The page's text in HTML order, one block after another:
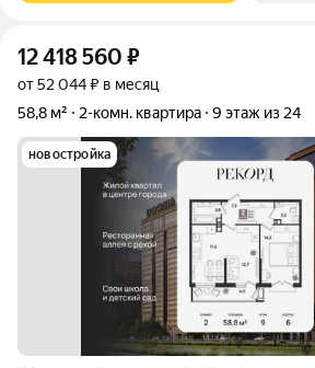
12 418 560 ₽
от 52 044 ₽ в месяц
58,8 м²
2-комн. квартира 9 этаж из 24
новостройка